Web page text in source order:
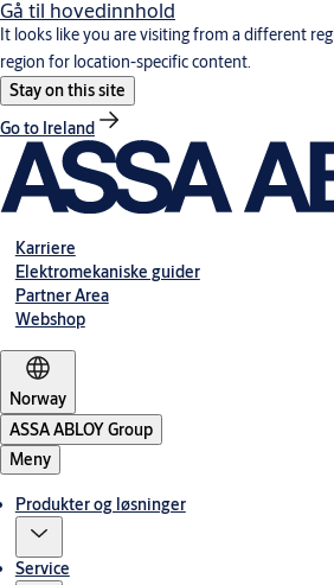
Gå til hovedinnhold
It looks like you are visiting from a different
region for location-specific content.
Stay on this site
Go to Ireland
Karriere
Elektromekaniske guider
Partner Area
Webshop
Norway
ASSA ABLOY Group
Meny
Produkter og løsninger
Service